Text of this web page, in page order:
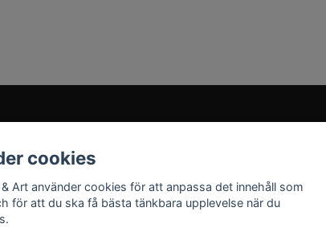
YouTube
cookies
Art använder cookies för att anpassa det innehåll som
för att du ska få bästa tänkbara upplevelse när du